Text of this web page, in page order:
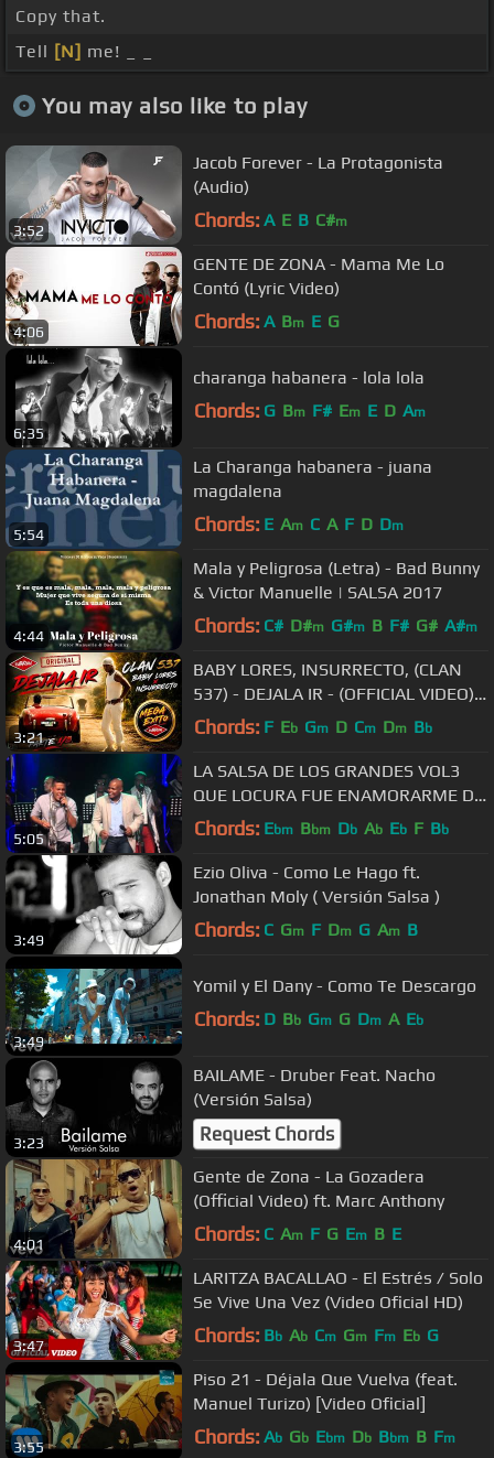
Copy that.
Tell [N] me! _ _
You may also like to play
3:52
Jacob Forever - La Protagonista
(Audio)
Chords: A E B C#m
4:06
GENTE DE ZONA - Mama Me Lo
Contó (Lyric Video)
Chords: A Bm E G
6:35
charanga habanera - lola lola
Chords: G Bm F# Em E D Am
5:54
La Charanga habanera - juana
magdalena
Chords: E Am C A F D Dm
4:44
Mala y Peligrosa (Letra) - Bad Bunny
& Victor Manuelle | SALSA 2017
Chords: C# D#m G#m B F# G# A#m
3:21
BABY LORES, INSURRECTO, (CLAN
537) - DEJALA IR - (OFFICIAL VIDEO)
CUBATON CUBAN REGGAETON
Chords: F Eb Gm D Cm Dm Bb
5:05
LA SALSA DE LOS GRANDES VOL3
QUE LOCURA FUE ENAMORARME DE
TI
Chords: Ebm Bbm Db Ab Eb F Bb
3:49
Ezio Oliva - Como Le Hago ft.
Jonathan Moly ( Versión Salsa )
Chords: C Gm F Dm G Am B
3:49
Yomil y El Dany - Como Te Descargo
Chords: D Bb Gm G Dm A Eb
3:23
BAILAME - Druber Feat. Nacho
(Versión Salsa)
Request Chords
4:01
Gente de Zona - La Gozadera
(Official Video) ft. Marc Anthony
Chords: C Am F G Em B E
3:47
LARITZA BACALLAO - El Estrés / Solo
Se Vive Una Vez (Video Oficial HD)
Chords: Bb Ab Cm Gm Fm Eb G
3:55
Piso 21 - Déjala Que Vuelva (feat.
Manuel Turizo) [Video Oficial]
Chords: Ab Gb Ebm Db Bbm B Fm